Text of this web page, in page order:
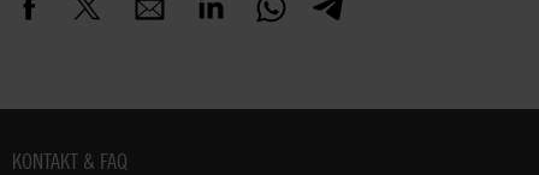
Fußbereich
KONTAKT & FAQ